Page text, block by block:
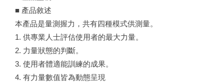
■ 產品敘述
本產品是量測握力，共有四種模式供測量。
1. 供專業人士評估使用者的最大力量。
2. 力量狀態的判斷。
3. 使用者體適能訓練的成果。
4. 有力量數值皆為動態呈現